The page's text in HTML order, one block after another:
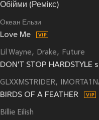
Обійми (Ремікс)
Океан Ельзи
Love Me
Lil Wayne Drake Future
DON'T STOP HARDSTYLE
GLXXMSTRIDER
BIRDS OF A FEATHER
Billie Eilish